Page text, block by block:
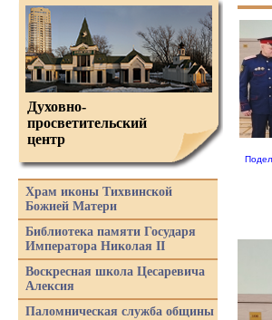
Духовно-
просветительский
центр
Храм иконы Тихвинской
Божией Матери
Библиотека памяти Государя
Императора Николая II
Воскресная школа Цесаревича
Алексия
Паломническая служба общины